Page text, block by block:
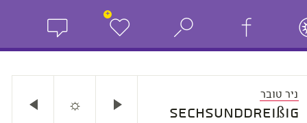
+
ניר טובר
sechsunddreißig
☼